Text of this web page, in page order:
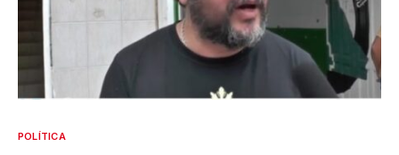
POLÍTICA